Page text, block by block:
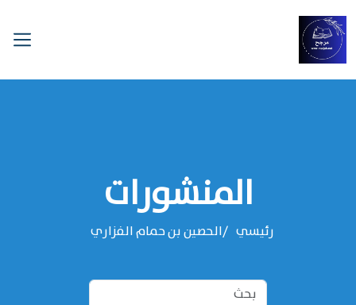
المنشورات
رئيسي ‌‌الحصين بن حمام الفزاري